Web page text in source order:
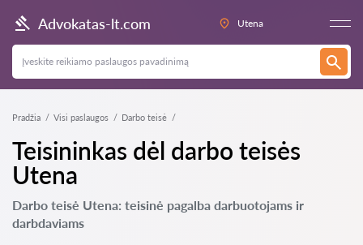
Advokatas-lt.com Utena
Pradžia Visi paslaugos Darbo teisė
Teisininkas dėl darbo teisės
Utena
Darbo teisė Utena: teisinė pagalba darbuotojams ir
darbdaviams